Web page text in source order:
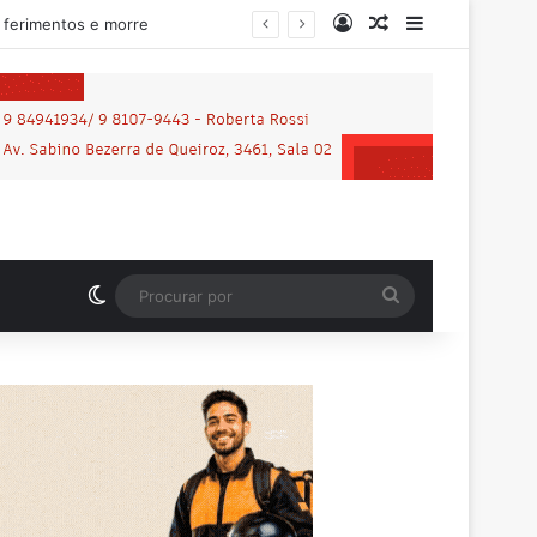
EntrarArtigo aleatório
Switch skin
por